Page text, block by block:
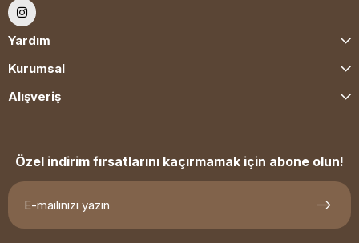
Yardım
Kurumsal
Alışveriş
Özel indirim fırsatlarını kaçırmamak için abone olun!